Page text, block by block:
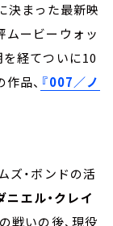
決まった最新映
ムービーウォッ
を経てついに10
品、 『007／ノ
ズ・ボンドの活
ニエル・クレイ
戦いの後、現役